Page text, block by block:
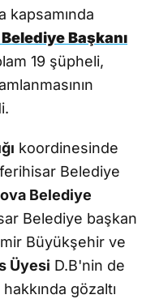
kapsamında
Başkanı
19 şüpheli,
koordinesinde
Belediye
Belediye
Belediye başkan
Büyükşehir ve
Üyesi D.B'nin de
gözaltı